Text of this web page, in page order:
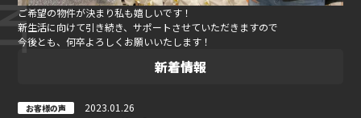
ご希望の物件が決まり私も嬉しいです！
新生活に向けて引き続き、サポートさせていただきますので
今後とも、何卒よろしくお願いいたします！
新着情報
お客様の声 2023.01.26